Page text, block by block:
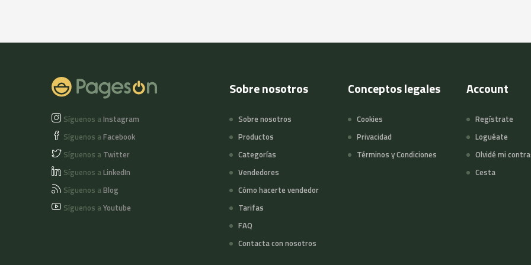
Síguenos aInstagram
Síguenos aFacebook
Síguenos a Twitter
Síguenos aLinkedIn
Síguenos aBlog
Síguenos aYoutube
Sobre nosotros
Sobre nosotros
Productos
Categorías
Vendedores
Cómo hacerte vendedor
Tarifas
FAQ
Contacta con nosotros
Conceptos legales
Cookies
Privacidad
Términos y Condiciones
Account
Regístrate
Loguéate
Olvidé mi
Cesta